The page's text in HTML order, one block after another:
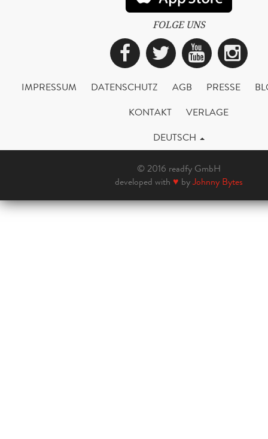
FOLGE UNS
Facebook
Twitter
IMPRESSUM DATENSCHUTZ AGB PRESSE
KONTAKT
VERLAGE
DEUTSCH
© 2016 readfy GmbH
developed with ♥ byJohnny Bytes